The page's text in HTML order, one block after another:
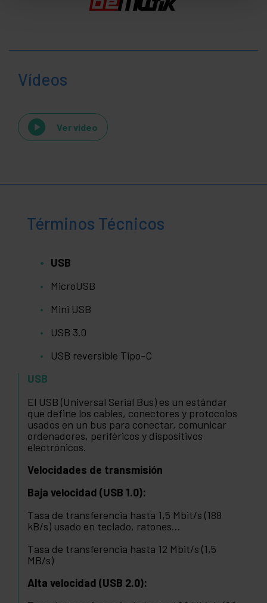
Vídeos
Ver video
Términos Técnicos
USB
MicroUSB
Mini USB
USB 3.0
USB reversible Tipo-C
USB
El USB (Universal Serial Bus) es un estándar
que define los cables, conectores y protocolos
usados en un bus para conectar, comunicar
ordenadores, periféricos y dispositivos
electrónicos.
Velocidades de transmisión
Baja velocidad (USB 1.0):
Tasa de transferencia hasta 1,5 Mbit/s (188
kB/s) usado en teclado, ratones...
Tasa de transferencia hasta 12 Mbit/s (1,5
MB/s)
Alta velocidad (USB 2.0):